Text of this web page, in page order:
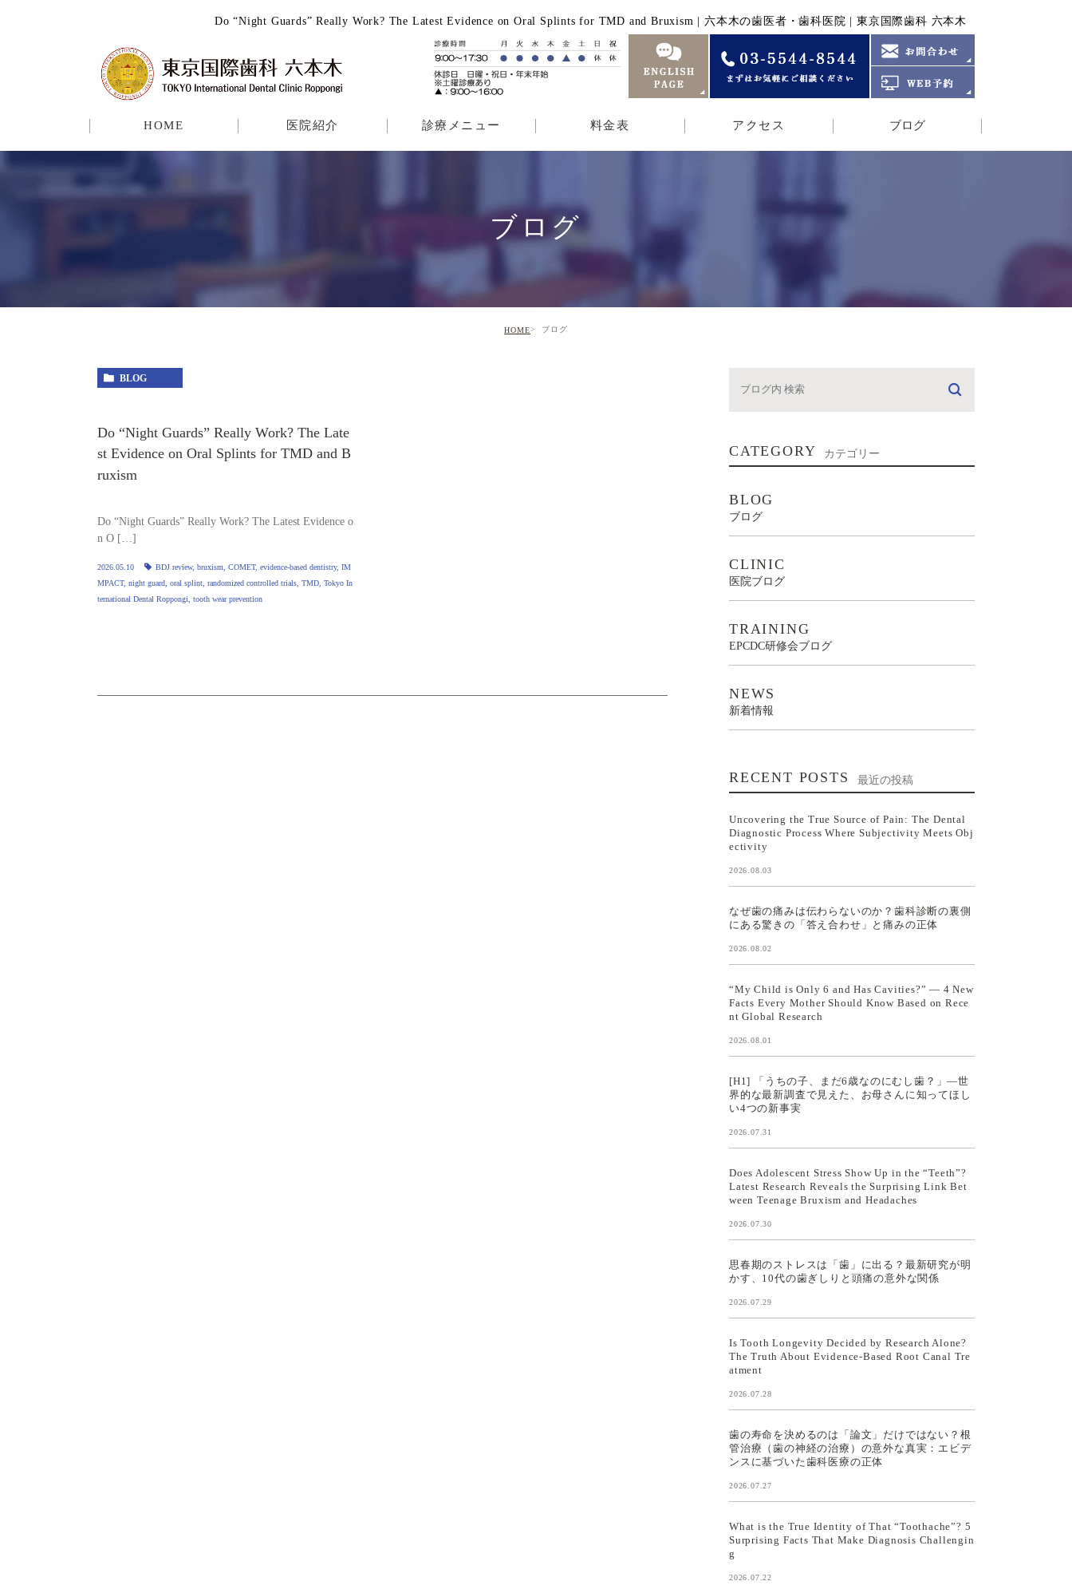
Do “Night Guards” Really Work? The Latest Evidence on Oral Splints for TMD and Bruxism | 六本木の歯医者・歯科医院 | 東京国際歯科 六本木
HOME 医院紹介 診療メニュー 料金表 アクセス ブログ
ブログ
HOME ブログ
BLOG
Do “Night Guards” Really Work? The Late
st Evidence on Oral Splints for TMD and B
ruxism
Do “Night Guards” Really Work? The Latest Evidence o
n O […]
2026.05.10 BDJ review, bruxism COMET, evidence‑based dentistry, IM
MPACT, night guard oral splint randomized controlled trials TMD Tokyo In
ternational Dental Roppongi
tooth wear prevention
CATEGORY カテゴリー
BLOG
ブログ
CLINIC
医院ブログ
TRAINING
EPCDC研修会ブログ
NEWS
新着情報
RECENT POSTS 最近の投稿
Uncovering the True Source of Pain: The Dental
Diagnostic Process Where Subjectivity Meets Obj
ectivity
2026.08.03
なぜ歯の痛みは伝わらないのか？歯科診断の裏側
にある驚きの「答え合わせ」と痛みの正体
2026.08.02
“My Child is Only 6 and Has Cavities?” — 4 New
Facts Every Mother Should Know Based on Rece
nt Global Research
2026.08.01
[H1] 「うちの子、まだ6歳なのにむし歯？」—世
界的な最新調査で見えた、お母さんに知ってほし
い4つの新事実
2026.07.31
Does Adolescent Stress Show Up in the “Teeth”?
Latest Research Reveals the Surprising Link Bet
ween Teenage Bruxism and Headaches
2026.07.30
思春期のストレスは「歯」に出る？最新研究が明
かす、10代の歯ぎしりと頭痛の意外な関係
2026.07.29
Is Tooth Longevity Decided by Research Alone?
The Truth About Evidence-Based Root Canal Tre
atment
2026.07.28
歯の寿命を決めるのは「論文」だけではない？根
管治療（歯の神経の治療）の意外な真実：エビデ
ンスに基づいた歯科医療の正体
2026.07.27
What is the True Identity of That “Toothache”? 5
Surprising Facts That Make Diagnosis Challengin
g
2026.07.22